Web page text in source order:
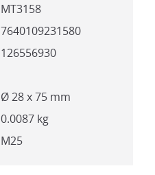
MT3158
7640109231580
126556930
Ø 28 x 75 mm
0.0087 kg
M25